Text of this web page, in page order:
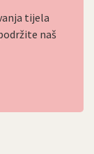
tijela
naš